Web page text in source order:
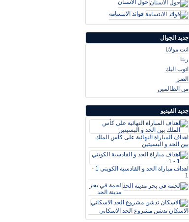
حول الاسنان
فوائد الابتسامة
جديد الجوال
انت مولانا
ربنا
اتوب اليك
الضر
من الظالمين
جديد الفيديو
اهداف المباراة النهائية على كأس الملك
بين الحد و البسيتين
اهداف مباراة الحد و القادسية الكويتي 1 -
1
لخمة في بحر
مدينة الحد
الاسكان تدشن مشروع الحد الاسكاني